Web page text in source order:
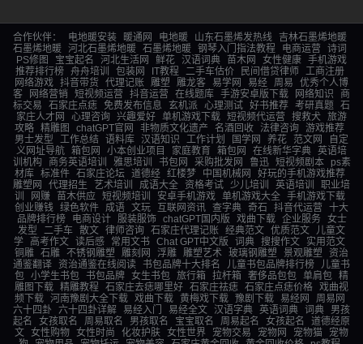
合作伙伴： 电地暖安装 暖通网 电地暖 山东石墨烯发热线
吉林石墨烯地暖
石墨烯地暖
河北石墨烯地暖 石墨烯地暖 钢琴入门指法教程 电商运营
诗词
PS修图
宝宝起名 河北生活网 鲜花 汉语词典 苗木网 女性健康 手机游戏
推荐排行榜
舟舟培训 包装网 IT教程 二手车估价 民间借贷律师
工商注册
网络游戏 抖音带货 代理记账 雕塑 雕龙客 易学网 易经 周易
优秀个人博
客
网络营销 短视频运营 抖音运营 在线题库 手游安卓版下载 网络知识
商
标交易
石家庄点痣 免费发布信息 玄机派 心理测试 好书推荐 考研真题 石
家庄人才网
心理咨询 兴趣爱好 单机游戏下载 短视频代运营 搜救犬 旅游
攻略 精雕图 chatGPT官网 非物质文化遗产 名酒回收 法律咨询 游戏推荐
男士发型
工作总结 语料库 汉语知识 工作计划 国学网 养花 范文网
自定
义网址导航 箱包网 小本创业项目 家庭教育 箱包网 在线新华字典 英语培
训机构
商务英语培训 雅思培训 书包网 采购批发网 鲁迅 短视频剧本
ps素
材库
标准件 石家庄论坛 道德经 红楼梦 中国机械网
好玩的手机游戏推荐
雕塑网
代理招生 艺术培训 成语大全 资格考试 少儿培训 英语培训
职业培
训
网赚 苗木供应 短视频培训 安卓手机游戏 单机游戏大全
手机游戏下载
创业赚钱
绿色软件 成语 文玩 互联网资讯 查字典 奇石 抖音代运营 十大
品牌排行榜
电商设计 服装服饰 chatGPT国内版 戏曲下载 企业服务
女士
发型
二手车 散文 律师咨询 石家庄代理记账 经典范文 优质范文
儿童文
学 高考作文 读后感 常用文书 Chat GPT中文版 词典 搜搜作文
实用范文
铜雕 石雕 不锈钢雕塑 雕刻网 浮雕 雕塑艺术 玻璃钢雕塑 景观雕塑
资治
通鉴翻译
资治通鉴在线阅读 书包品牌十大排名 儿童书包品牌排行榜
儿童书
包 小学生书包 书包品牌 女生书包 旅行箱 拉杆箱 奢侈品包包 单肩包 精
雕图下载 精雕教程 石家庄去痣哪里好 石家庄祛痣 石家庄点痣价格 戏曲视
频下载
河南豫剧大全下载 戏曲下载 黄梅戏下载 豫剧下载 易经网
周易网
六十四卦
六十四卦详解 易经入门 易经全文 汉语字典 英语词典 词典
男孩
起名
女孩取名 周易取名 男孩取名 宝宝取名 周易起名 女孩起名
道德经原
文 女性购物 女性时尚 化妆护肤 女性世界 宠物交易 宠物网 宠物猫
宠物